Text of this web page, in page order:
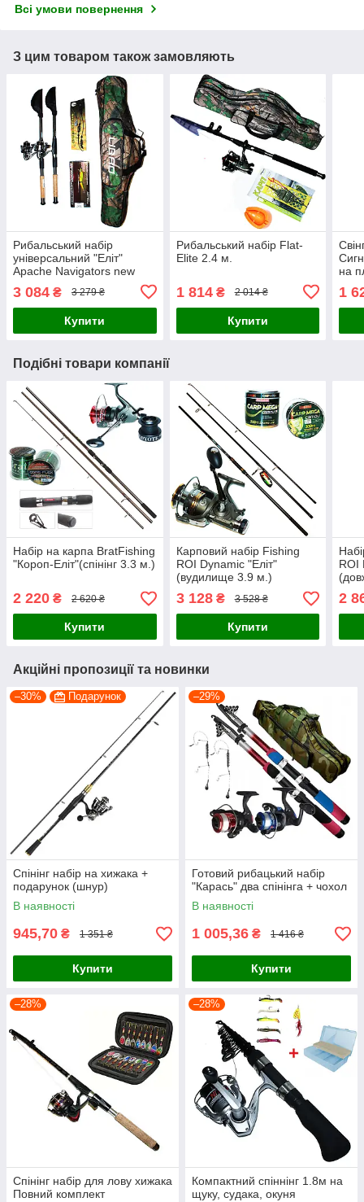
Всі умови повернення
З цим товаром також замовляють
Рибальський набір
універсальний "Еліт"
Apache Navigators new
3 084 ₴ 3 279 ₴
Купити
Рибальський набір Flat-
Elite 2.4 м.
1 814₴ 2 014 ₴
Купити
на
1
Подібні товари компанії
Набір на карпа BratFishing
"Короп-Еліт"(спінінг 3.3 м.)
2 220 ₴ 2 620 ₴
Купити
Карповий набір Fishing
ROI Dynamic "Еліт"
(вудилище 3.9 м.)
3 128₴ 3 528 ₴
Купити
ROI
2
Акційні пропозиції та новинки
–30% Подарунок
Спінінг набір на хижака +
подарунок (шнур)
В наявності
945,70 ₴ 1 351 ₴
Купити
–29%
Готовий рибацький набір
"Карась" два спінінга + чохол
В наявності
1 005,36 ₴ 1 416 ₴
Купити
–28%
Спінінг набір для лову хижака
Повний комплект
–28%
Компактний спіннінг 1.8м на
щуку, судака, окуня